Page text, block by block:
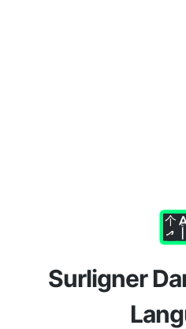
Surligner